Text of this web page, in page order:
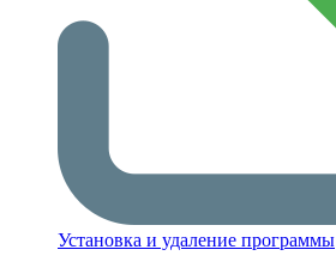
Установка и удаление программы